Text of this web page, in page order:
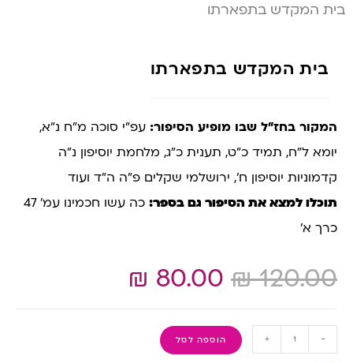
בית המקדש בתפארתו
בית המקדש בתפארתו
המקור בחז”ל שבו מופיע הסיפור: עפ”י סוכה מ”ח נ”א,
יומא ל”ח, תמיד כ”ט, תענית כ”ג, מלחמת יוסיפון נ”ה
קדמוניות יוסיפון ח’, ירושלמי שקלים פ”ה ה”ד ועוד
תוכלו למצא את הסיפור גם בספר:
כה עשו חכמינו עמ’ 47
כרך א’
₪120.00
₪ 80.00
-
+ הוספה לסל